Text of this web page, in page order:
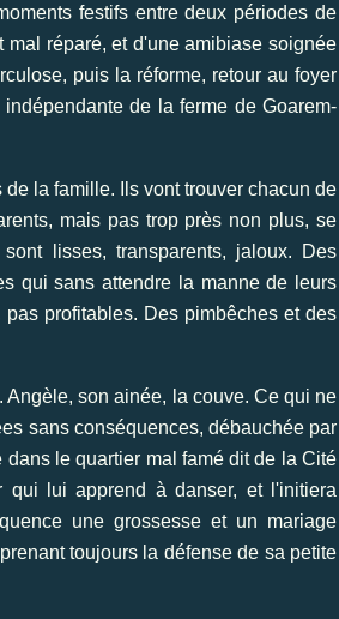
festifs entre deux périodes de
réparé, et d'une amibiase soignée
puis la réforme, retour au foyer
de la ferme de Goarem-
la famille. Ils vont trouver chacun de
mais pas trop près non plus, se
lisses, transparents, jaloux. Des
qui sans attendre la manne de leurs
profitables. Des pimbêches et des
son ainée, la couve. Ce qui ne
sans conséquences, débauchée par
le quartier mal famé dit de la Cité
qui lui apprend à danser, et l'initiera
une grossesse et un mariage
toujours la défense de sa petite